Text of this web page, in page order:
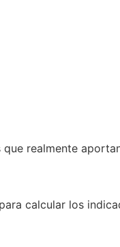
realmente
calcular los